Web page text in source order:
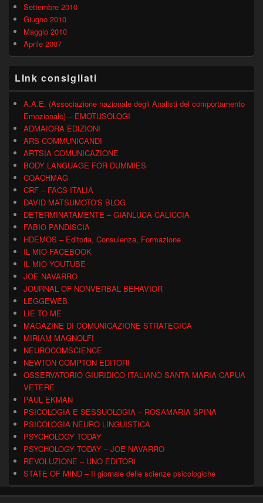
Settembre 2010
Giugno 2010
Maggio 2010
Aprile 2007
LInk consigliati
A.A.E. (Associazione nazionale degli Analisti del comportamento
Emozionale) – EMOTUSOLOGI
ADMAIORA EDIZIONI
ARS COMMUNICANDI
ARTSIA COMUNICAZIONE
BODY LANGUAGE FOR DUMMIES
COACHMAG
CRF – FACS ITALIA
DAVID MATSUMOTO'S BLOG
DETERMINATAMENTE – GIANLUCA CALICCIA
FABIO PANDISCIA
HDEMOS – Editoria, Consulenza, Formazione
IL MIO FACEBOOK
IL MIO YOUTUBE
JOE NAVARRO
JOURNAL OF NONVERBAL BEHAVIOR
LEGGEWEB
LIE TO ME
MAGAZINE DI COMUNICAZIONE STRATEGICA
MIRIAM MAGNOLFI
NEUROCOMSCIENCE
NEWTON COMPTON EDITORI
OSSERVATORIO GIURIDICO ITALIANO SANTA MARIA CAPUA
VETERE
PAUL EKMAN
PSICOLOGIA E SESSUOLOGIA – ROSAMARIA SPINA
PSICOLOGIA NEURO LINGUISTICA
PSYCHOLOGY TODAY
PSYCHOLOGY TODAY – JOE NAVARRO
REVOLUZIONE – UNO EDITORI
STATE OF MIND – Il giornale delle scienze psicologiche